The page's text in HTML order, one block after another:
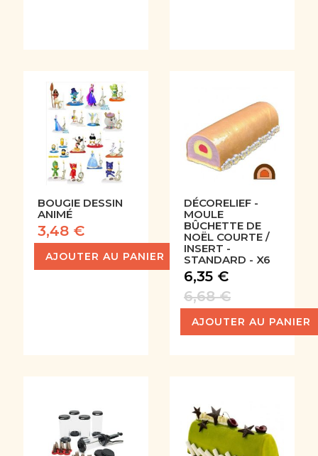
BOUGIE DESSIN
ANIMÉ
3,48 €
AJOUTER AU PANIER
DÉCORELIEF -
MOULE
BÛCHETTE DE
NOËL COURTE /
INSERT -
STANDARD - X6
6,35 €
6,68 €
AJOUTER AU PANIER